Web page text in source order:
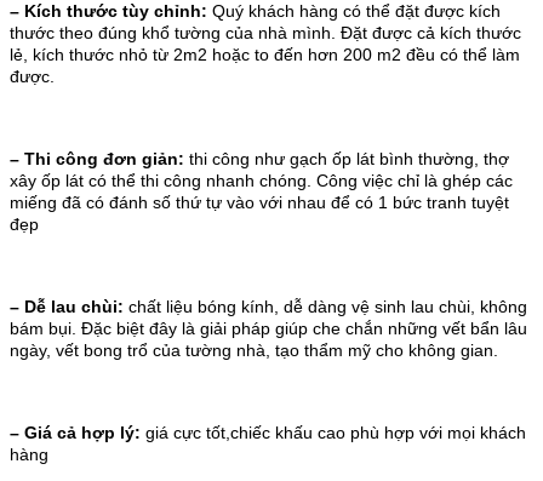
– Kích thước tùy chỉnh: Quý khách hàng có thể đặt được kích
thước theo đúng khổ tường của nhà mình. Đặt được cả kích thước
lẻ, kích thước nhỏ từ 2m2 hoặc to đến hơn 200 m2 đều có thể làm
được.
– Thi công đơn giản: thi công như gạch ốp lát bình thường, thợ
xây ốp lát có thể thi công nhanh chóng. Công việc chỉ là ghép các
miếng đã có đánh số thứ tự vào với nhau để có 1 bức tranh tuyệt
đẹp
– Dễ lau chùi: chất liệu bóng kính, dễ dàng vệ sinh lau chùi, không
bám bụi. Đặc biệt đây là giải pháp giúp che chắn những vết bẩn lâu
ngày, vết bong trổ của tường nhà, tạo thẩm mỹ cho không gian.
– Giá cả hợp lý: giá cực tốt,chiếc khấu cao phù hợp với mọi khách
hàng